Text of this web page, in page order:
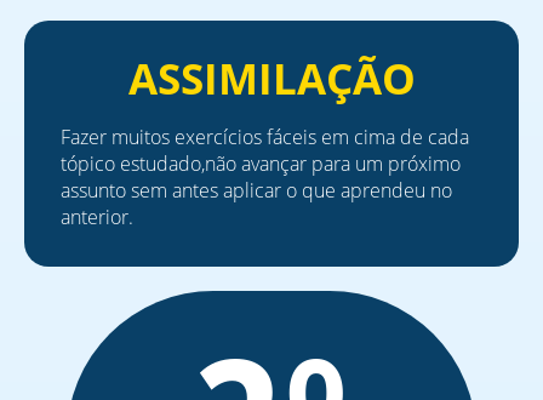
ASSIMILAÇÃO
Fazer muitos exercícios fáceis em cima de cada
tópico estudado,não avançar para um próximo
assunto sem antes aplicar o que aprendeu no
anterior.